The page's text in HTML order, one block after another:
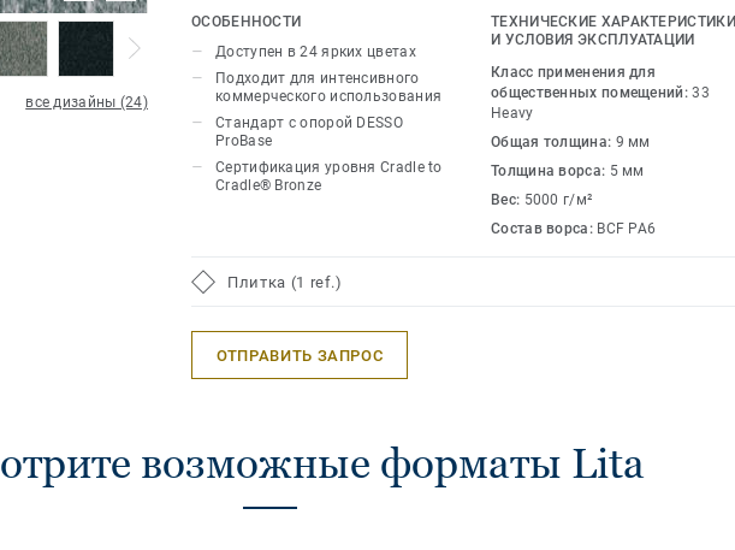
все дизайны (24)
мероприятиях. Универсальный DESSO Lita доступен в
широком спектре ярких цветов — от насыщенного
бирюзового до слоново-серого, выжженной охры и
сиреневого.
ОСОБЕННОСТИ
Доступен в 24 ярких цветах
Подходит для интенсивного
коммерческого использования
Стандарт с опорой DESSO
ProBase
Сертификация уровня Cradle to
Cradle® Bronze
ТЕХНИЧЕСКИЕ ХАРАКТЕРИСТИКИ
И УСЛОВИЯ ЭКСПЛУАТАЦИИ
Класс применения для
общественных помещений:33
Heavy
Общая толщина: 9 мм
Толщина ворса: 5 мм
Вес: 5000 г/м²
Состав ворса: BCF PA6
Плитка (1 ref.)
ОТПРАВИТЬ ЗАПРОС
возможные форматы Lita